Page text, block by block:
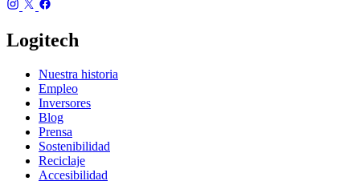
Logitech
Nuestra historia
Empleo
Inversores
Blog
Prensa
Sostenibilidad
Reciclaje
Accesibilidad